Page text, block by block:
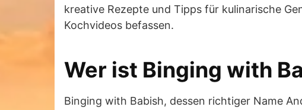
kreative Rezepte und Tipps für kulinarische
Kochvideos befassen.
Wer ist Binging with
Binging with Babish, dessen richtiger Name